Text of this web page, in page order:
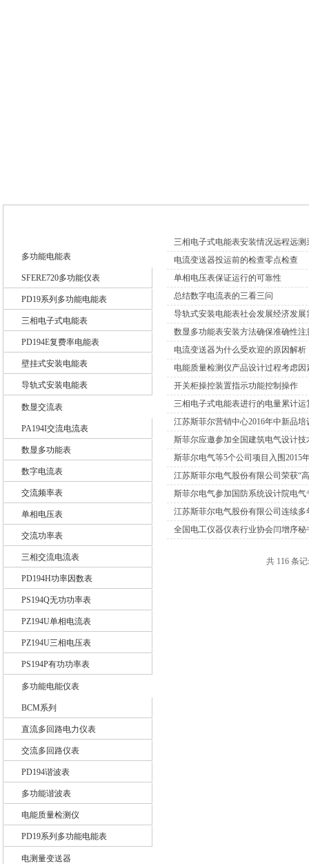
江苏斯菲尔电气股份有限公司
多功能电能表
SFERE720多功能仪表
PD19系列多功能电能表
三相电子式电能表
PD194E复费率电能表
壁挂式安装电能表
导轨式安装电能表
数显交流表
PA194I交流电流表
数显多功能表
数字电流表
交流频率表
单相电压表
交流功率表
三相交流电流表
PD194H功率因数表
PS194Q无功功率表
PZ194U单相电流表
PZ194U三相电压表
PS194P有功功率表
多功能电能仪表
BCM系列
直流多回路电力仪表
交流多回路仪表
PD194谐波表
多功能谐波表
电能质量检测仪
PD19系列多功能电能表
电测量变送器
三相电子式电能表安装情况远程远测
电流变送器投运前的检查零点检查
单相电压表保证运行的可靠性
总结数字电流表的三看三问
导轨式安装电能表社会发展经济发展
数显多功能表安装方法确保准确性注
电流变送器为什么受欢迎的原因解析
电能质量检测仪产品设计过程考虑因
开关柜操控装置指示功能控制操作
三相电子式电能表进行的电量累计运
江苏斯菲尔营销中心2016年中新品培
斯菲尔应邀参加全国建筑电气设计
斯菲尔电气等5个公司项目入围2015
江苏斯菲尔电气股份有限公司荣获“
斯菲尔电气参加国防系统设计院电
江苏斯菲尔电气股份有限公司连续
全国电工仪器仪表行业协会闫增序
共 116 条